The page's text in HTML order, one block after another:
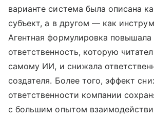
варианте система была описана
субъект, а в другом — как
Агентная формулировка повышала
ответственность, которую
самому ИИ, и снижала
создателя. Более того, эффект
ответственности компании
с большим опытом